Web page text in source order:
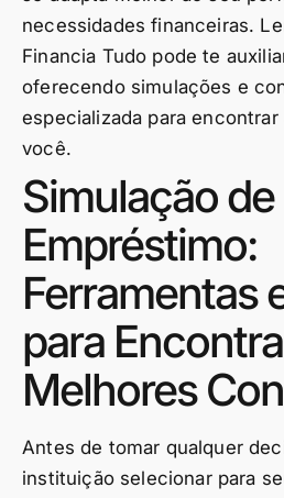
necessidades financeiras.
Financia Tudo pode te
oferecendo simulações e
especializada para
você.
Simulação de
Empréstimo:
Ferramentas
para
Melhores
Antes de tomar qualquer
instituição selecionar para